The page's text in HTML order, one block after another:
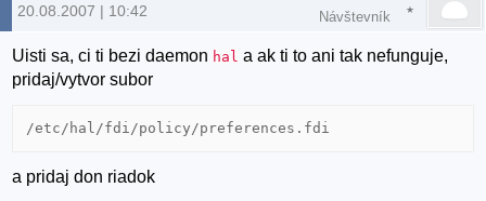
20.08.2007 | 10:42 Návštevník
Uisti sa, ci ti bezi daemon hal a ak ti to ani tak nefunguje,
pridaj/vytvor subor
/etc/hal/fdi/policy/preferences.fdi
a pridaj don riadok